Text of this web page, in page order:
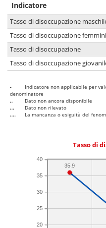
Indicatore
Tasso di disoccupazione
Tasso di disoccupazione
Tasso di disoccupazione
Tasso di disoccupazione
-
Indicatore non applicabile per
denominatore
..
Dato non ancora disponibile
...
Dato non rilevato
....
La mancanza o esiguità del
Tasso di
20
25
30
35
40
35.9